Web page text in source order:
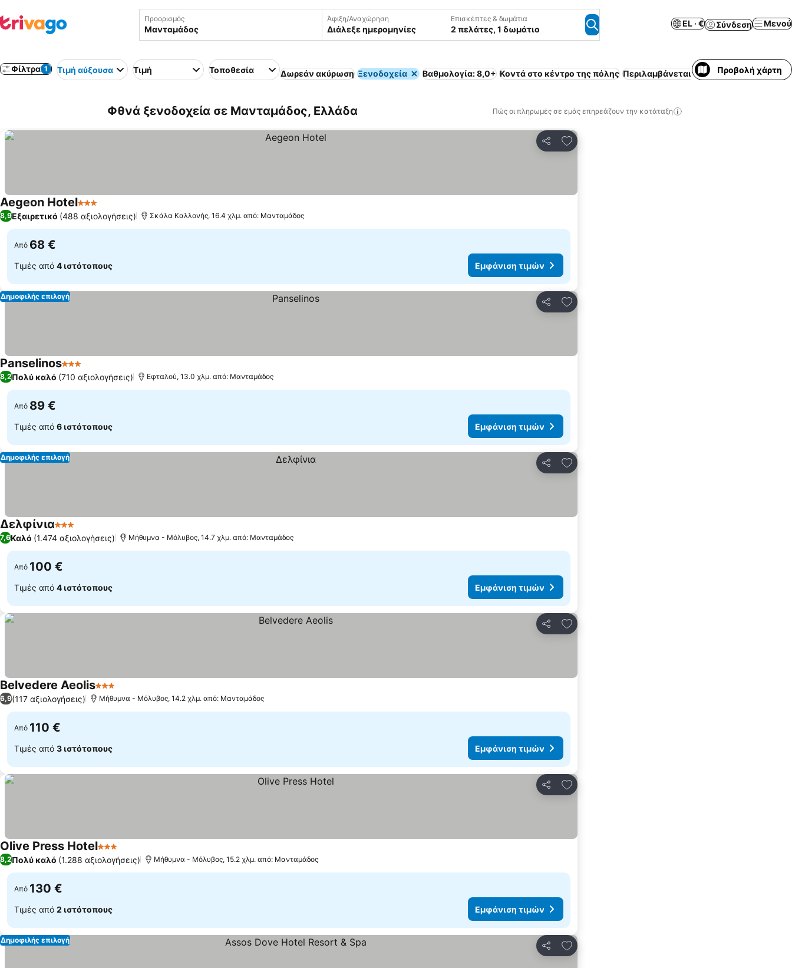
Προορισμός Άφιξη/Αναχώρηση
Διάλεξε ημερομηνίες
Επισκέπτες & δωμάτια
2 πελάτες, 1 δωμάτιο
EL · € Σύνδεση Μενού
Φίλτρα 1 Τιμή αύξουσα Τιμή Τοποθεσία Δωρεάν ακύρωση Ξενοδοχεία Βαθμολογία: 8,0+ Κοντά στο κέντρο της πόλης Περιλαμβάνεται πρωινό Πισίνα Χώρος
Προβολή χάρτη
Φθνά ξενοδοχεία σε Μανταμάδος, Ελλάδα Πώς οι πληρωμές σε εμάς επηρεάζουν την κατάταξη
Κοινοποίηση
Προσθήκη στα αγαπημένα
Aegeon Hotel3 Αστέρια
8,9Εξαιρετικό (488 αξιολογήσεις) Σκάλα Καλλονής, 16.4 χλμ. από: Μανταμάδος
Από 68 €
Τιμές από 4 ιστότοπους Εμφάνιση τιμών
Κοινοποίηση
Προσθήκη στα αγαπημένα
Δημοφιλής επιλογή
Panselinos3 Αστέρια
8,2Πολύ καλό (710 αξιολογήσεις) Εφταλού, 13.0 χλμ. από: Μανταμάδος
Από 89 €
Τιμές από 6 ιστότοπους Εμφάνιση τιμών
Κοινοποίηση
Προσθήκη στα αγαπημένα
Δημοφιλής επιλογή
Δελφίνια3 Αστέρια
7,6Καλό (1.474 αξιολογήσεις) Μήθυμνα - Μόλυβος, 14.7 χλμ. από: Μανταμάδος
Από 100 €
Τιμές από 4 ιστότοπους Εμφάνιση τιμών
Κοινοποίηση
Προσθήκη στα αγαπημένα
Belvedere Aeolis3 Αστέρια
6,9(117 αξιολογήσεις) Μήθυμνα - Μόλυβος, 14.2 χλμ. από: Μανταμάδος
Από 110 €
Τιμές από 3 ιστότοπους Εμφάνιση τιμών
Κοινοποίηση
Προσθήκη στα αγαπημένα
Olive Press Hotel3 Αστέρια
8,2Πολύ καλό (1.288 αξιολογήσεις) Μήθυμνα - Μόλυβος, 15.2 χλμ. από: Μανταμάδος
Από 130 €
Τιμές από 2 ιστότοπους Εμφάνιση τιμών
Κοινοποίηση
Προσθήκη στα αγαπημένα
Δημοφιλής επιλογή